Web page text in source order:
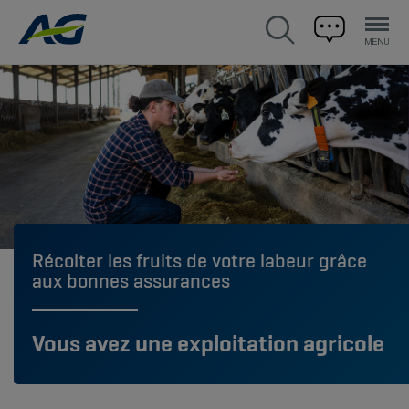
Récolter les fruits de votre labeur grâce
aux bonnes assurances
Vous avez une exploitation agricole